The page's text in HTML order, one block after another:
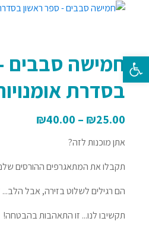
חמישה סבבים
בסדרת
₪25.00
–
₪40.00
אתן מוכנות לזה?
תקבלו את המתאגרפים ההורסים
הם רגילים לשלוט בזירה, אבל
תקשיבו לנו... זו התאהבות בהבטחה!
פתח סרגל נגישות